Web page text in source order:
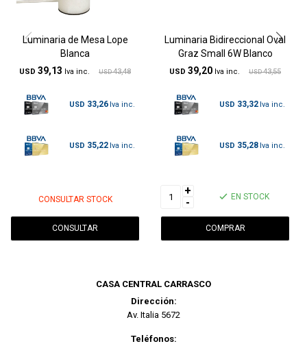
Luminaria de Mesa Lope
Blanca
USD 39,13 USD 43,48
USD 33,26
USD 35,22
CONSULTAR STOCK
CONSULTAR
Luminaria Bidireccional Oval
Graz Small 6W Blanco
USD 39,20 USD 43,55
USD 33,32
USD 35,28
+
-
EN STOCK
CASA CENTRAL CARRASCO
Dirección:
Av. Italia 5672
Teléfonos: